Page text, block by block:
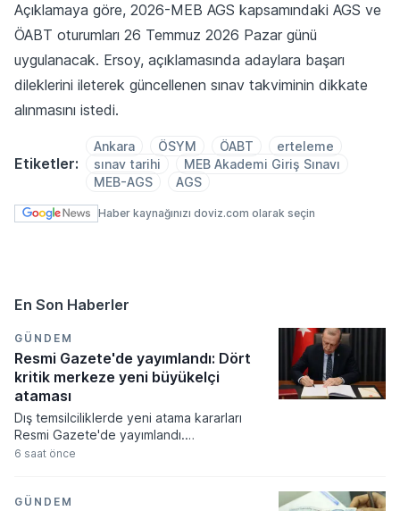
Açıklamaya göre, 2026-MEB AGS kapsamındaki AGS ve
ÖABT oturumları 26 Temmuz 2026 Pazar günü
uygulanacak. Ersoy, açıklamasında adaylara başarı
dileklerini ileterek güncellenen sınav takviminin dikkate
alınmasını istedi.
Etiketler:
Ankara ÖSYM ÖABT
erteleme
sınav tarihi
MEB Akademi Giriş Sınavı
MEB-AGS
AGS
Haber kaynağınızı doviz.com olarak seçin
En Son Haberler
GÜNDEM
Resmi Gazete'de yayımlandı: Dört
kritik merkeze yeni büyükelçi
ataması
Dış temsilciliklerde yeni atama kararları
Resmi Gazete'de yayımlandı.
Cumhurbaşkanı Recep Tayyip Erdoğan'ın
büyükelçilikleri ile Birleşmiş Milletler
6 saat önce
GÜNDEM